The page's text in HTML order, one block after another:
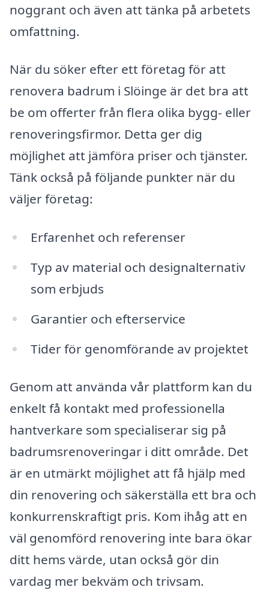
noggrant och även att tänka på arbetets
omfattning.
När du söker efter ett företag för att
renovera badrum i Slöinge är det bra att
be om offerter från flera olika bygg- eller
renoveringsfirmor. Detta ger dig
möjlighet att jämföra priser och tjänster.
Tänk också på följande punkter när du
väljer företag:
Erfarenhet och referenser
Typ av material och designalternativ
som erbjuds
Garantier och efterservice
Tider för genomförande av projektet
Genom att använda vår plattform kan du
enkelt få kontakt med professionella
hantverkare som specialiserar sig på
badrumsrenoveringar i ditt område. Det
är en utmärkt möjlighet att få hjälp med
din renovering och säkerställa ett bra och
konkurrenskraftigt pris. Kom ihåg att en
väl genomförd renovering inte bara ökar
ditt hems värde, utan också gör din
vardag mer bekväm och trivsam.